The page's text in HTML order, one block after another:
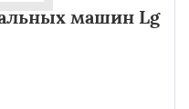
машин Lg